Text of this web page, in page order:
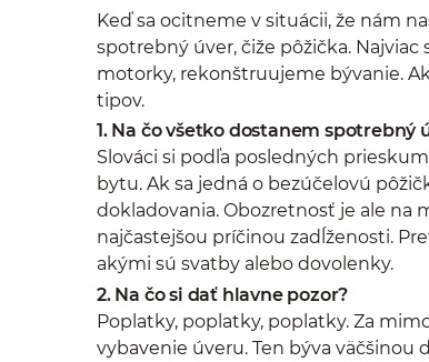
Keď sa ocitneme v situácii, že nám
spotrebný úver, čiže pôžička.
motorky, rekonštruujeme bývanie.
tipov.
1. Na čo všetko dostanem spotrebný
Slováci si podľa posledných
bytu. Ak sa jedná o bezúčelovú
dokladovania. Obozretnosť je ale na
najčastejšou príčinou zadĺženosti.
akými sú svatby alebo dovolenky.
2. Na čo si dať hlavne pozor?
Poplatky, poplatky, poplatky. Za
vybavenie úveru. Ten býva väčšinou